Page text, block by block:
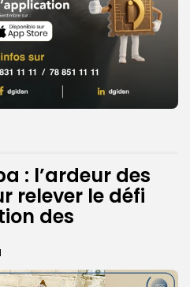
: l’ardeur des
relever le défi
des